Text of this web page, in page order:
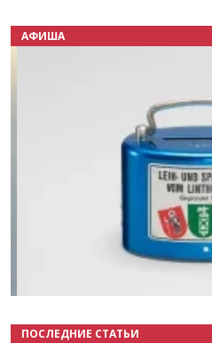
АФИША
ПОСЛЕДНИЕ СТАТЬИ